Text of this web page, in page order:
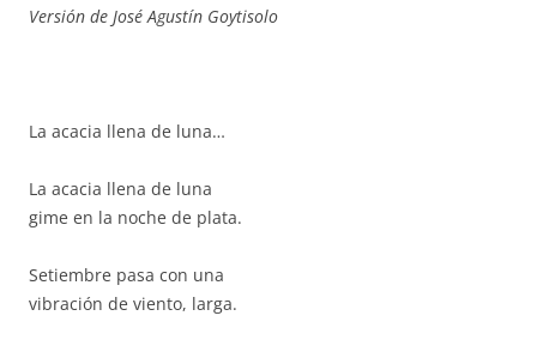
Versión de José Agustín Goytisolo
La acacia llena de luna…
La acacia llena de luna
gime en la noche de plata.
Setiembre pasa con una
vibración de viento, larga.